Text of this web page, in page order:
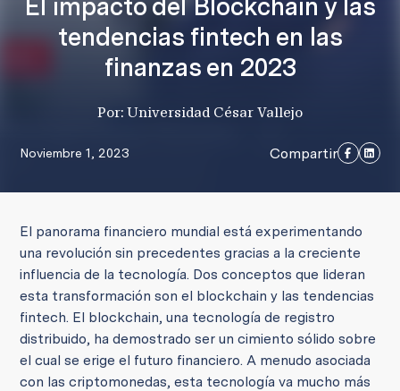
El impacto del Blockchain y las
tendencias fintech en las
finanzas en 2023
Por: Universidad César Vallejo
Noviembre 1, 2023 Compartir
El panorama financiero mundial está experimentando
una revolución sin precedentes gracias a la creciente
influencia de la tecnología. Dos conceptos que lideran
esta transformación son el blockchain y las tendencias
fintech. El blockchain, una tecnología de registro
distribuido, ha demostrado ser un cimiento sólido sobre
el cual se erige el futuro financiero. A menudo asociada
con las criptomonedas, esta tecnología va mucho más